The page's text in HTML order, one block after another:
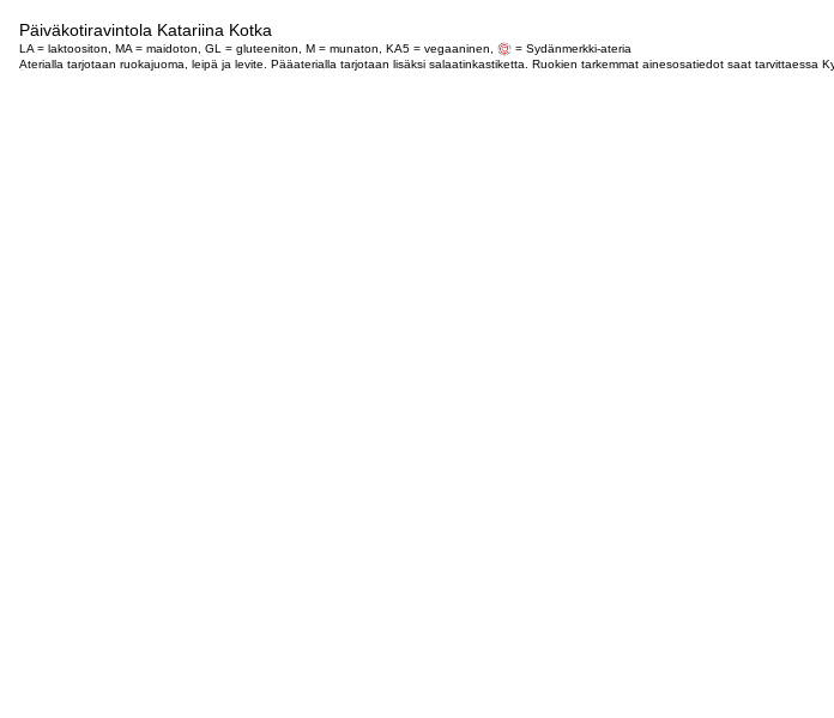
Päiväkotiravintola Katariina Kotka
LA = laktoositon, MA = maidoton, GL = gluteeniton, M = munaton, KA5 = vegaaninen,
= Sydänmerkki-ateria
Aterialla tarjotaan ruokajuoma, leipä ja levite. Pääaterialla tarjotaan lisäksi salaatinkastiketta. Ruokien tarkemmat ainesosatiedot saat tarvittaessa